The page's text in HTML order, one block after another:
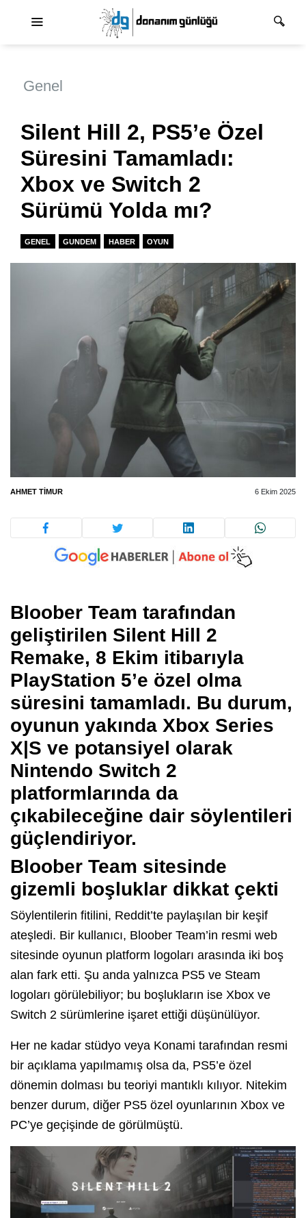
Genel
Silent Hill 2, PS5’e Özel
Süresini Tamamladı:
Xbox ve Switch 2
Sürümü Yolda mı?
GENEL GUNDEM HABER OYUN
AHMET TIMUR 6 Ekim 2025
Bloober Team tarafından
geliştirilen Silent Hill 2
Remake, 8 Ekim itibarıyla
PlayStation 5’e özel olma
süresini tamamladı. Bu durum,
oyunun yakında Xbox Series
X|S ve potansiyel olarak
Nintendo Switch 2
platformlarında da
çıkabileceğine dair söylentileri
güçlendiriyor.
Bloober Team sitesinde
gizemli boşluklar dikkat çekti
Söylentilerin fitilini, Reddit’te paylaşılan bir keşif
ateşledi. Bir kullanıcı, Bloober Team’in resmi web
sitesinde oyunun platform logoları arasında iki boş
alan fark etti. Şu anda yalnızca PS5 ve Steam
logoları görülebiliyor; bu boşlukların ise Xbox ve
Switch 2 sürümlerine işaret ettiği düşünülüyor.
Her ne kadar stüdyo veya Konami tarafından resmi
bir açıklama yapılmamış olsa da, PS5’e özel
dönemin dolması bu teoriyi mantıklı kılıyor. Nitekim
benzer durum, diğer PS5 özel oyunlarının Xbox ve
PC’ye geçişinde de görülmüştü.